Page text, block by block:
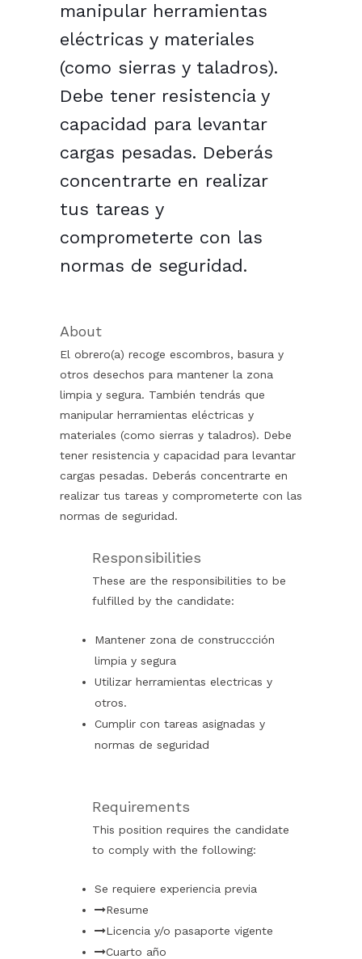
manipular herramientas
eléctricas y materiales
(como sierras y taladros).
Debe tener resistencia y
capacidad para levantar
cargas pesadas. Deberás
concentrarte en realizar
tus tareas y
comprometerte con las
normas de seguridad.
About
El obrero(a) recoge escombros, basura y
otros desechos para mantener la zona
limpia y segura. También tendrás que
manipular herramientas eléctricas y
materiales (como sierras y taladros). Debe
tener resistencia y capacidad para levantar
cargas pesadas. Deberás concentrarte en
realizar tus tareas y comprometerte con las
normas de seguridad.
Responsibilities
These are the responsibilities to be
fulfilled by the candidate:
Mantener zona de construccción
limpia y segura
Utilizar herramientas electricas y
otros.
Cumplir con tareas asignadas y
normas de seguridad
Requirements
This position requires the candidate
to comply with the following:
Se requiere experiencia previa
Resume
Licencia y/o pasaporte vigente
Cuarto año